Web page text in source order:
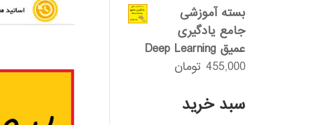
بسته آموزشی
جامع یادگیری
عمیق Deep Learning
455,000 تومان
سبد خرید